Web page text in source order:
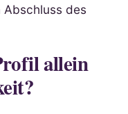
Abschluss des
allein